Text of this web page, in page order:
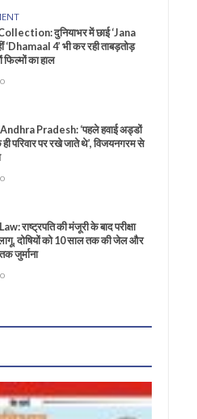
दुनियाभर में छाई ‘Jana
‘Dhamaal 4’ भी कर रही ताबड़तोड़
फिल्मों का हाल
Pradesh: ‘पहले हवाई अड्डों
परिवार पर रखे जाते थे’, विजयनगरम से
राष्ट्रपति की मंजूरी के बाद परीक्षा
दोषियों को 10 साल तक की जेल और
जुर्माना